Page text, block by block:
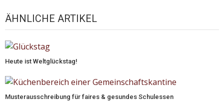
ÄHNLICHE ARTIKEL
Heute ist Weltglückstag!
Musterausschreibung für faires & gesundes Schulessen